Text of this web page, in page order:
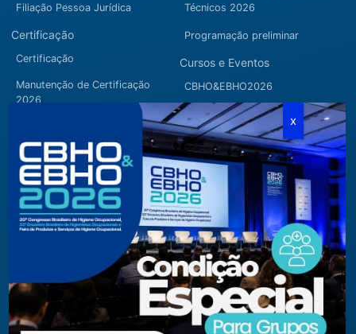
Filiação Pessoa Jurídica
Certificação
Certificação
Manutenção de Certificação
2026
Técnicos 2026
Programação preliminar
Cursos e Eventos
CBHO&EBHO2026
Cursos Modulares
Eventos Apoiados
Eventos Regionais
Loja
Fone/Fax: